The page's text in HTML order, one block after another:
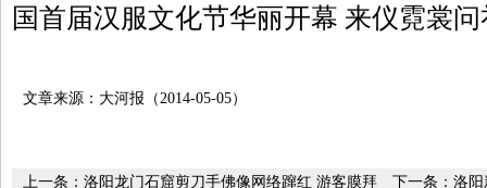
国首届汉服文化节华丽开幕 来仪霓裳
文章来源：大河报（2014-05-05）
下一条： 洛阳
上一条： 洛阳龙门石窟剪刀手佛像网络蹿红 游客膜拜